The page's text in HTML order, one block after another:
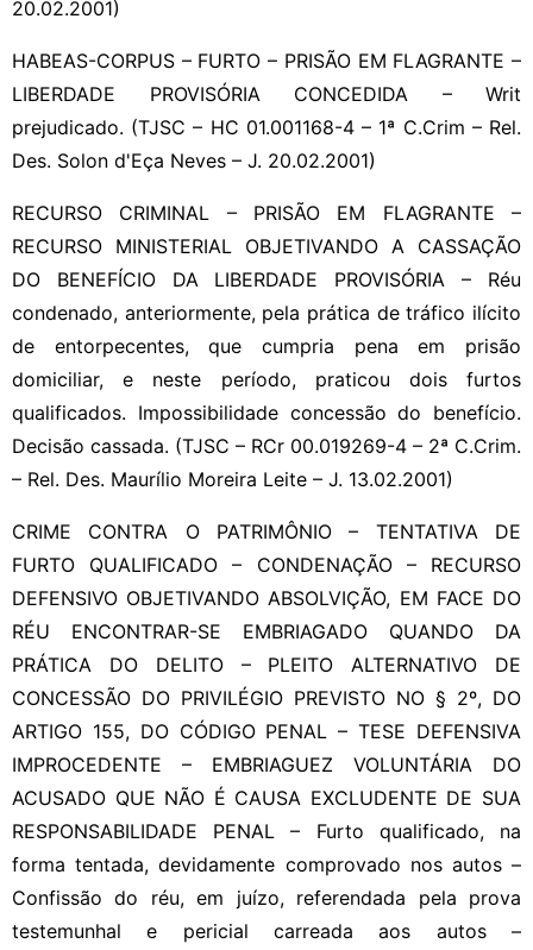
20.02.2001)
HABEAS-CORPUS – FURTO – PRISÃO EM FLAGRANTE –
LIBERDADE PROVISÓRIA CONCEDIDA – Writ
prejudicado. (TJSC – HC 01.001168-4 – 1ª C.Crim – Rel.
Des. Solon d'Eça Neves – J. 20.02.2001)
RECURSO CRIMINAL – PRISÃO EM FLAGRANTE –
RECURSO MINISTERIAL OBJETIVANDO A CASSAÇÃO
DO BENEFÍCIO DA LIBERDADE PROVISÓRIA – Réu
condenado, anteriormente, pela prática de tráfico ilícito
de entorpecentes, que cumpria pena em prisão
domiciliar, e neste período, praticou dois furtos
qualificados. Impossibilidade concessão do benefício.
Decisão cassada. (TJSC – RCr 00.019269-4 – 2ª C.Crim.
– Rel. Des. Maurílio Moreira Leite – J. 13.02.2001)
CRIME CONTRA O PATRIMÔNIO – TENTATIVA DE
FURTO QUALIFICADO – CONDENAÇÃO – RECURSO
DEFENSIVO OBJETIVANDO ABSOLVIÇÃO, EM FACE DO
RÉU ENCONTRAR-SE EMBRIAGADO QUANDO DA
PRÁTICA DO DELITO – PLEITO ALTERNATIVO DE
CONCESSÃO DO PRIVILÉGIO PREVISTO NO § 2º, DO
ARTIGO 155, DO CÓDIGO PENAL – TESE DEFENSIVA
IMPROCEDENTE – EMBRIAGUEZ VOLUNTÁRIA DO
ACUSADO QUE NÃO É CAUSA EXCLUDENTE DE SUA
RESPONSABILIDADE PENAL – Furto qualificado, na
forma tentada, devidamente comprovado nos autos –
Confissão do réu, em juízo, referendada pela prova
testemunhal e pericial carreada aos autos –